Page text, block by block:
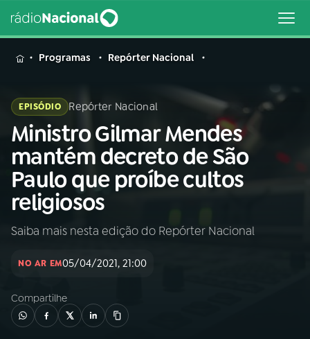
MENU
Buscar
na
Rádio
Nacional
Buscar
02A RÁDIO
Programas Repórter Nacional
EPISÓDIO Repórter Nacional
Ministro Gilmar Mendes
mantém decreto de São
Paulo que proíbe cultos
religiosos
Saiba mais nesta edição do Repórter Nacional
NO AR EM05/04/2021, 21:00
Compartilhe